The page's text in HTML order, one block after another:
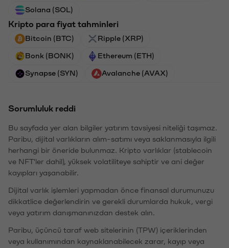
Solana (SOL)
Kripto para fiyat tahminleri
Bitcoin (BTC) Ripple (XRP)
Bonk (BONK) Ethereum (ETH)
Synapse (SYN) Avalanche (AVAX)
Sorumluluk reddi
Bu sayfada yer alan bilgiler yatırım tavsiyesi niteliği taşımaz.
Paribu, dijital varlıkların alım-satımı veya saklanmasıyla ilgili
herhangi bir öneride bulunmaz. Kripto varlıklar (stablecoin
ve NFT'ler dahil), yüksek volatiliteye sahiptir ve ani değer
kayıpları yaşanabilir.
Dijital varlık işlemleri yapmadan önce finansal durumunuzu
dikkatlice değerlendirin ve gerekli durumlarda hukuk, vergi
veya yatırım danışmanınızdan destek alın.
Paribu, üçüncü taraf web sitelerinin (TPW) içeriklerinden
veya kullanımından kaynaklanabilecek zarar, kayıp veya